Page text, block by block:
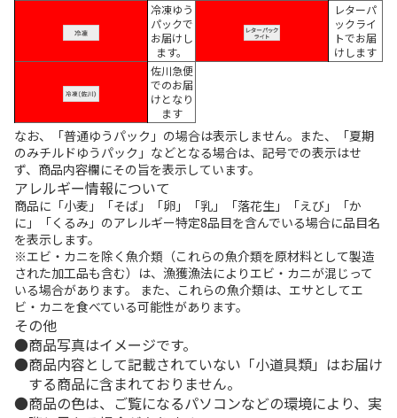
冷凍ゆう
パックで
お届けし
ます。
レターパ
ックライ
トでお届
けします
佐川急便
でのお届
けとなり
ます
なお、「普通ゆうパック」の場合は表示しません。また、「夏期
のみチルドゆうパック」などとなる場合は、記号での表示はせ
ず、商品内容欄にその旨を表示しています。
アレルギー情報について
商品に「小麦」「そば」「卵」「乳」「落花生」「えび」「か
に」「くるみ」のアレルギー特定8品目を含んでいる場合に品目名
を表示します。
※エビ・カニを除く魚介類（これらの魚介類を原材料として製造
された加工品も含む）は、漁獲漁法によりエビ・カニが混じって
いる場合があります。 また、これらの魚介類は、エサとしてエ
ビ・カニを食べている可能性があります。
その他
商品写真はイメージです。
商品内容として記載されていない「小道具類」はお届け
する商品に含まれておりません。
商品の色は、ご覧になるパソコンなどの環境により、実